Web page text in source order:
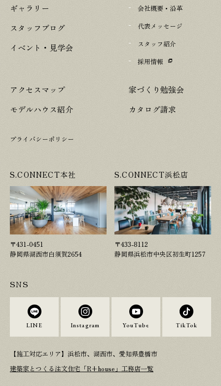
ギャラリー
スタッフブログ
イベント・見学会
会社概要・沿革
代表メッセージ
スタッフ紹介
採用情報
アクセスマップ
モデルハウス紹介
家づくり勉強会
カタログ請求
プライバシーポリシー
S.CONNECT本社
〒431-0451
静岡県湖西市白須賀2654
S.CONNECT浜松店
〒433-8112
静岡県浜松市中央区初生町1257
SNS
LINE Instagram YouTube TikTok
【施工対応エリア】浜松市、湖西市、愛知県豊橋市
建築家とつくる注文住宅「R+house」工務店一覧